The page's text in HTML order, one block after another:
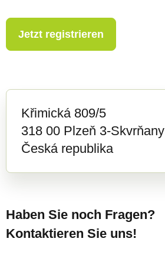
Jetzt registrieren
Křimická 809/5
318 00 Plzeň 3-Skvrňany
Česká republika
Haben Sie noch Fragen?
Kontaktieren Sie uns!